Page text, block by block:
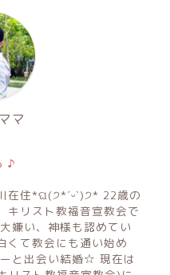
マ
♪
在住*ଘ(੭*ˊᵕˋ)੭* 22歳の
キリスト教福音宣教会で
嫌い、神様も認めてい
くて教会にも通い始め
と出会い結婚☆ 現在は